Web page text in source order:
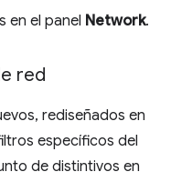
en el panel Network.
red
rediseñados en
específicos del
de distintivos en